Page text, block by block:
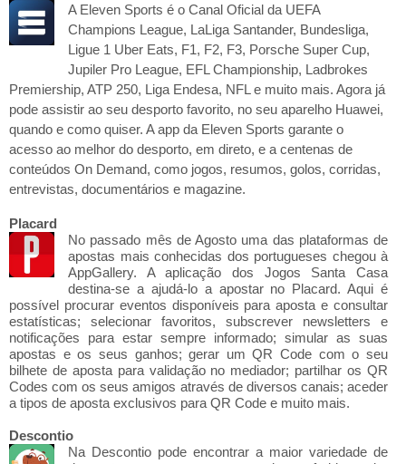
A Eleven Sports é o Canal Oficial da UEFA
Champions League, LaLiga Santander, Bundesliga,
Ligue 1 Uber Eats, F1, F2, F3, Porsche Super Cup,
Jupiler Pro League, EFL Championship, Ladbrokes
Premiership, ATP 250, Liga Endesa, NFL e muito mais. Agora já
pode assistir ao seu desporto favorito, no seu aparelho Huawei,
quando e como quiser. A app da Eleven Sports garante o
acesso ao melhor do desporto, em direto, e a centenas de
conteúdos On Demand, como jogos, resumos, golos, corridas,
entrevistas, documentários e magazine.
Placard
No passado mês de Agosto uma das plataformas de
apostas mais conhecidas dos portugueses chegou à
AppGallery. A aplicação dos Jogos Santa Casa
destina-se a ajudá-lo a apostar no Placard. Aqui é
possível procurar eventos disponíveis para aposta e consultar
estatísticas; selecionar favoritos, subscrever newsletters e
notificações para estar sempre informado; simular as suas
apostas e os seus ganhos; gerar um QR Code com o seu
bilhete de aposta para validação no mediador; partilhar os QR
Codes com os seus amigos através de diversos canais; aceder
a tipos de aposta exclusivos para QR Code e muito mais.
Descontio
Na Descontio pode encontrar a maior variedade de